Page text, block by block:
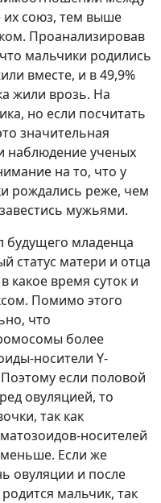
их союз, тем выше
Проанализировав
мальчики родились
вместе, и в 49,9%
жили врозь. На
но если посчитать
значительная
наблюдение ученых
на то, что у
рождались реже, чем
мужьями.
младенца
статус матери и отца
какое время суток и
Помимо этого
что
более
носители Y-
если половой
овуляцией, то
так как
носителей
Если же
овуляции и после
мальчик, так